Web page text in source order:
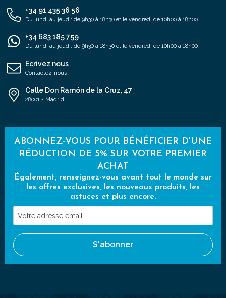
+34 91 435 36 56
Du lundi au jeudi: de 9h30 à 18h30 et le vendredi de 10h00 à 18h00
+34 683 185 759
Du lundi au jeudi: de 9h30 à 18h30 et le vendredi de 10h00 à 18h00
Ecrivez nous
Contactez-nous
Calle Don Ramón de la Cruz, 47
28001 - Madrid
ABONNEZ-VOUS POUR BÉNÉFICIER D'UNE
RÉDUCTION DE 5% SUR VOTRE PREMIER
ACHAT
Également, renseignez-vous avant tout le monde sur
les offres exclusives, les nouveaux produits, les
astuces et plus encore.
Votre
adresse
email
S'abonner